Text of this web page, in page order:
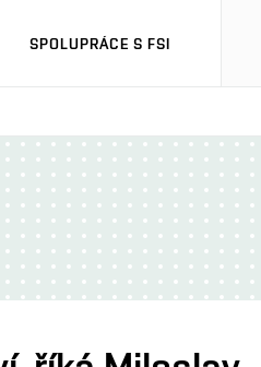
SPOLUPRÁCE S FSI